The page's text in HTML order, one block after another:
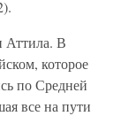
Аттила. В
которое
по Средней
все на пути